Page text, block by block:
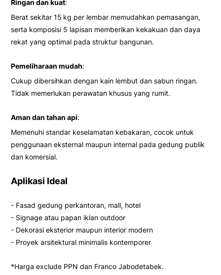
Ringan dan kuat:
Berat sekitar 15 kg per lembar memudahkan pemasangan,
serta komposisi 5 lapisan memberikan kekakuan dan daya
rekat yang optimal pada struktur bangunan.
Pemeliharaan mudah:
Cukup dibersihkan dengan kain lembut dan sabun ringan.
Tidak memerlukan perawatan khusus yang rumit.
Aman dan tahan api:
Memenuhi standar keselamatan kebakaran, cocok untuk
penggunaan eksternal maupun internal pada gedung publik
dan komersial.
Aplikasi Ideal
- Fasad gedung perkantoran, mall, hotel
- Signage atau papan iklan outdoor
- Dekorasi eksterior maupun interior modern
- Proyek arsitektural minimalis kontemporer
*Harga exclude PPN dan Franco Jabodetabek.